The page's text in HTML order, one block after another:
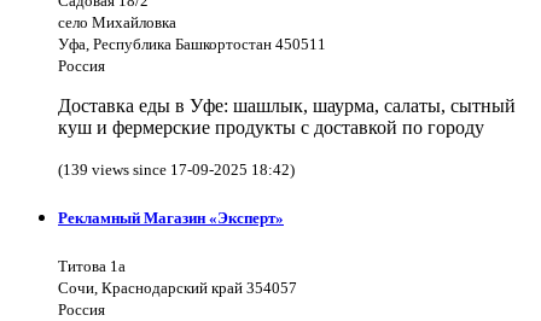
село Михайловка
Уфа, Республика Башкортостан 450511
Россия
Доставка еды в Уфе: шашлык, шаурма, салаты, сытный
куш и фермерские продукты с доставкой по городу
(139 views since 17-09-2025 18:42)
Рекламный Магазин «Эксперт»
Титова 1а
Сочи, Краснодарский край 354057
Россия